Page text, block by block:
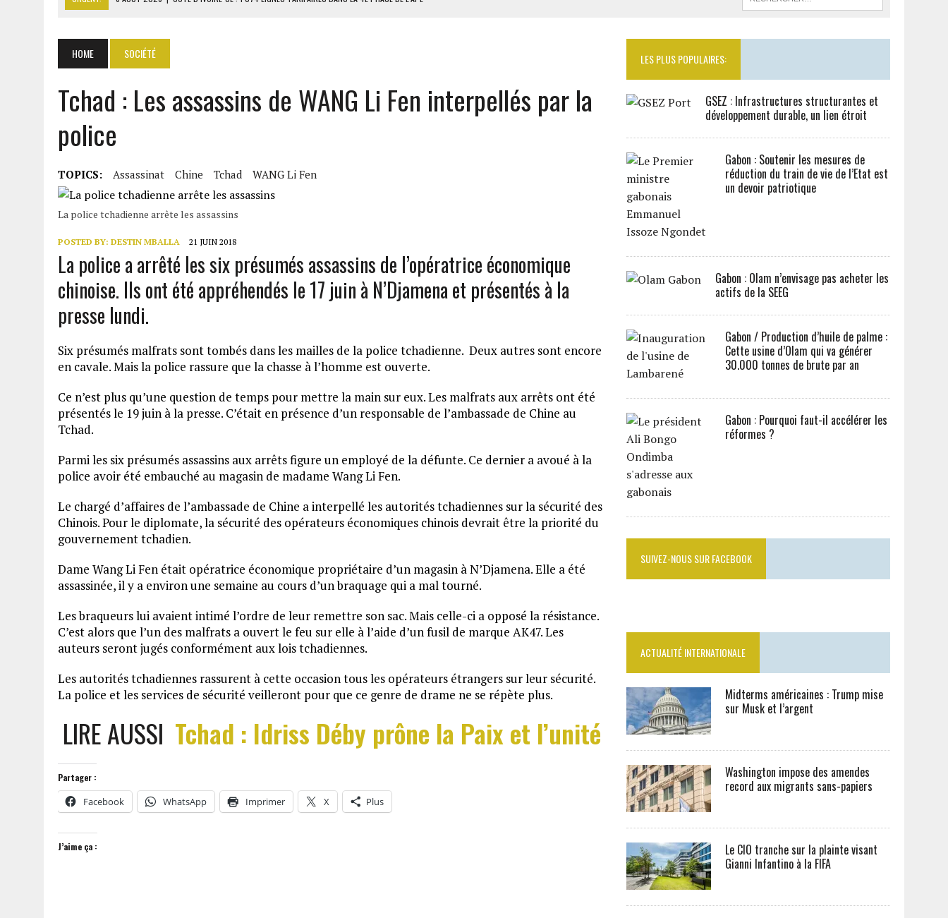
CAN FÉMININE : LA CÔTE D’IVOIRE ET L’AFRIQUE DU SUD DÉCROCHENT LEUR QUALIFICATION POUR LES QUARTS DE FINALE
6 AOÛT 2026 | MONDIAL 2030 : INFANTINO ACCUSÉ D’AVOIR PROMIS LA FINALE AU MAROC
6 AOÛT 2026
SÉNÉGAL : ABDOU KHADIR SOW QUITTE LE PRP POUR SOUTENIR DIOMAYE FAYE
HOME SOCIÉTÉ
Tchad : Les assassins de WANG Li Fen interpellés par la
police
TOPICS: Assassinat Chine Tchad WANG Li Fen
La police tchadienne arrête les assassins
POSTED BY: DESTIN MBALLA 21 JUIN 2018
La police a arrêté les six présumés assassins de l’opératrice économique
chinoise. Ils ont été appréhendés le 17 juin à N’Djamena et présentés à la
presse lundi.
Six présumés malfrats sont tombés dans les mailles de la police tchadienne. Deux autres sont encore
en cavale. Mais la police rassure que la chasse à l’homme est ouverte.
Ce n’est plus qu’une question de temps pour mettre la main sur eux. Les malfrats aux arrêts ont été
présentés le 19 juin à la presse. C’était en présence d’un responsable de l’ambassade de Chine au
Tchad.
Parmi les six présumés assassins aux arrêts figure un employé de la défunte. Ce dernier a avoué à la
police avoir été embauché au magasin de madame Wang Li Fen.
Le chargé d’affaires de l’ambassade de Chine a interpellé les autorités tchadiennes sur la sécurité des
Chinois. Pour le diplomate, la sécurité des opérateurs économiques chinois devrait être la priorité du
gouvernement tchadien.
Dame Wang Li Fen était opératrice économique propriétaire d’un magasin à N’Djamena. Elle a été
assassinée, il y a environ une semaine au cours d’un braquage qui a mal tourné.
Les braqueurs lui avaient intimé l’ordre de leur remettre son sac. Mais celle-ci a opposé la résistance.
C’est alors que l’un des malfrats a ouvert le feu sur elle à l’aide d’un fusil de marque AK47. Les
auteurs seront jugés conformément aux lois tchadiennes.
Les autorités tchadiennes rassurent à cette occasion tous les opérateurs étrangers sur leur sécurité.
La police et les services de sécurité veilleront pour que ce genre de drame ne se répète plus.
LIRE AUSSI Tchad : Idriss Déby prône la Paix et l’unité
Partager :
Facebook WhatsApp Imprimer X Plus
J’aime ça :
LES PLUS POPULAIRES:
GSEZ : Infrastructures structurantes et
développement durable, un lien étroit
Gabon : Soutenir les mesures de
réduction du train de vie de l’Etat est
un devoir patriotique
Gabon : Olam n’envisage pas acheter les
actifs de la SEEG
Gabon / Production d’huile de palme :
Cette usine d’Olam qui va générer
30.000 tonnes de brute par an
Gabon : Pourquoi faut-il accélérer les
réformes ?
SUIVEZ-NOUS SUR FACEBOOK
ACTUALITÉ INTERNATIONALE
Midterms américaines : Trump mise
sur Musk et l’argent
Washington impose des amendes
record aux migrants sans-papiers
Le CIO tranche sur la plainte visant
Gianni Infantino à la FIFA